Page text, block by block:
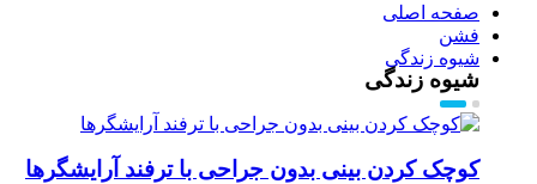
صفحه اصلی
فشن
شیوه زندگی
شیوه زندگی
کوچک کردن بینی بدون جراحی با ترفند آرایشگرها